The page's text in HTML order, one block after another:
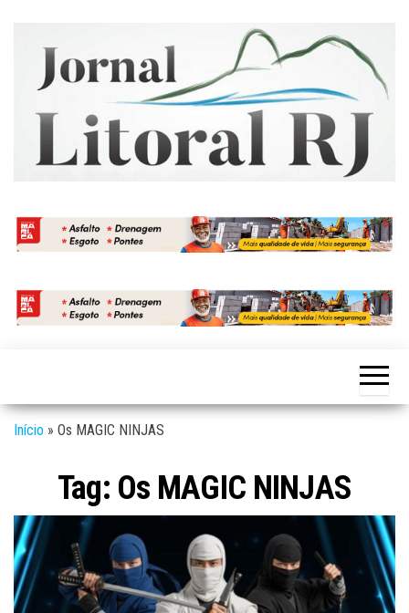
content
Jornal
Litoral
Início » Os MAGIC NINJAS
Tag: Os MAGIC NINJAS